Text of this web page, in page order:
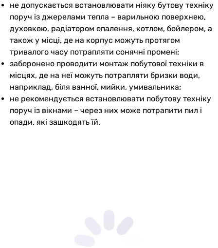
не допускається встановлювати ніяку бутову техніку
поруч із джерелами тепла – варильною поверхнею,
духовкою, радіатором опалення, котлом, бойлером, а
також у місці, де на корпус можуть протягом
тривалого часу потрапляти сонячні промені;
заборонено проводити монтаж побутової техніки в
місцях, де на неї можуть потрапляти бризки води,
наприклад, біля ванної, мийки, умивальника;
не рекомендується встановлювати побутову техніку
поруч із вікнами – через них може потрапити пил і
опади, які зашкодять їй.